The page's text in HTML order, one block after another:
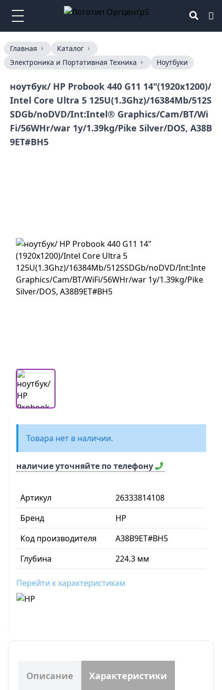
Главная
Каталог
Электроника и Портативная Техника
Ноутбуки
ноутбук/ HP Probook 440 G11 14"(1920x1200)/
Intel Core Ultra 5 125U(1.3Ghz)/16384Mb/512S
SDGb/noDVD/Int:Intel® Graphics/Cam/BT/Wi
Fi/56WHr/war 1y/1.39kg/Pike Silver/DOS, A38B
9ET#BH5
Артикул
26333814108
Бренд
HP
Код производителя
A38B9ET#BH5
Глубина
224.3 мм
Перейти к характеристикам
Товара нет в наличии.
наличие уточняйте по телефону
Описание Характеристики